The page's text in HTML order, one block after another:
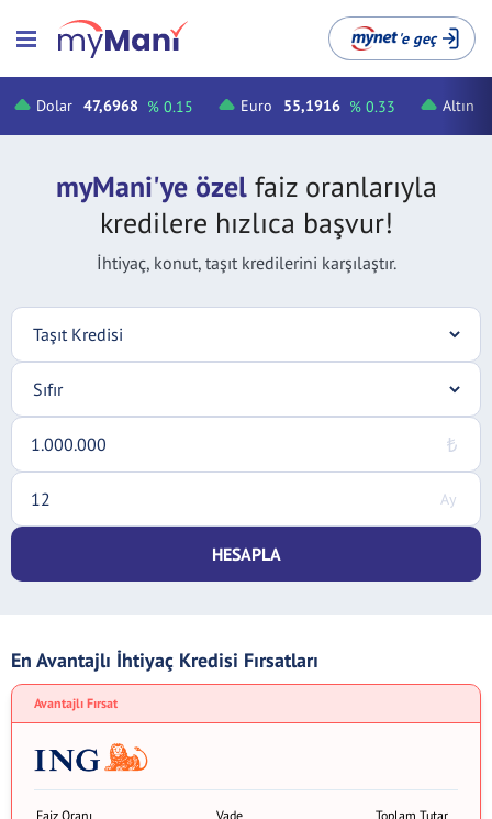
'e geç
Dolar 47,6968 % 0.15 Euro 55,1916 % 0.33 Altın
myMani'ye özelfaiz oranlarıyla
kredilere hızlıca başvur!
İhtiyaç, konut, taşıt kredilerini karşılaştır.
HESAPLA
En Avantajlı İhtiyaç Kredisi Fırsatları
Avantajlı Fırsat
Faiz Oranı Vade Toplam Tutar